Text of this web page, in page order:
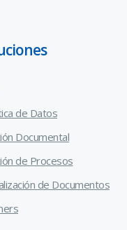
de Datos
Documental
de Procesos
de Documentos